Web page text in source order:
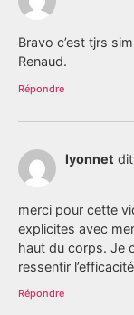
Bravo c’est tjrs
Renaud.
Répondre
lyonnet
merci pour cette
explicites avec
haut du corps. Je
ressentir
Répondre